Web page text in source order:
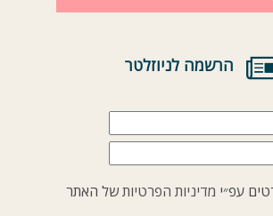
הרשמה לניוזלטר
עפ״י מדיניות הפרטיותשל האתר